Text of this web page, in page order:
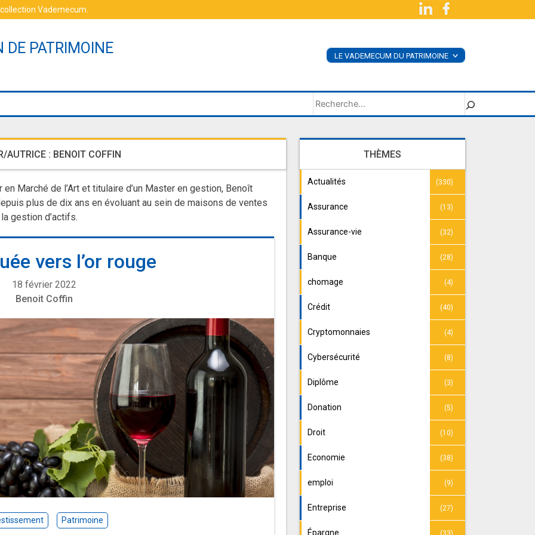
Vademecum
DE PATRIMOINE LE VADEMECUM DU PATRIMOINE <
Rechercher
AUTRICE : BENOIT COFFIN
Marché de l’Art et titulaire d’un Master en gestion, Benoît
plus de dix ans en évoluant au sein de maisons de ventes
gestion d’actifs.
vers l’or rouge
18 février 2022
Benoit Coffin
Patrimoine
THÈMES
Actualités (330)
Assurance (13)
Assurance-vie (32)
Banque (28)
chomage (4)
Crédit (40)
Cryptomonnaies (4)
Cybersécurité (8)
Diplôme (3)
Donation (5)
Droit (10)
Economie (38)
emploi (9)
Entreprise (27)
Épargne (33)